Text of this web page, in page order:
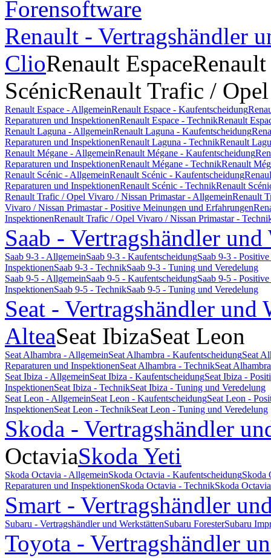
Forensoftware
Renault - Vertragshändler
ClioRenault Espace
ScénicRenault Trafic /
Renault Espace - AllgemeinRenault Espace - Kaufentscheidung
Reparaturen und InspektionenRenault Espace - TechnikRenault
Renault Laguna - AllgemeinRenault Laguna - Kaufentscheidung
Reparaturen und InspektionenRenault Laguna - TechnikRenault
Renault Mégane - AllgemeinRenault Mégane - Kaufentscheidung
Reparaturen und InspektionenRenault Mégane - TechnikRenault
Renault Scénic - AllgemeinRenault Scénic - Kaufentscheidung
Reparaturen und InspektionenRenault Scénic - TechnikRenault
Renault Trafic / Opel Vivaro / Nissan Primastar - AllgemeinRenault
Vivaro / Nissan Primastar - Positive Meinungen und Erfahrungen
InspektionenRenault Trafic / Opel Vivaro / Nissan Primastar -
Saab - Vertragshändler und
Saab 9-3 - AllgemeinSaab 9-3 - KaufentscheidungSaab 9-3 -
InspektionenSaab 9-3 - TechnikSaab 9-3 - Tuning und Veredelung
Saab 9-5 - AllgemeinSaab 9-5 - KaufentscheidungSaab 9-5 -
InspektionenSaab 9-5 - TechnikSaab 9-5 - Tuning und Veredelung
Seat - Vertragshändler und
AlteaSeat IbizaSeat Leon
Seat Alhambra - AllgemeinSeat Alhambra - KaufentscheidungSeat
Reparaturen und InspektionenSeat Alhambra - TechnikSeat
Seat Ibiza - AllgemeinSeat Ibiza - KaufentscheidungSeat Ibiza -
InspektionenSeat Ibiza - TechnikSeat Ibiza - Tuning und Veredelung
Seat Leon - AllgemeinSeat Leon - KaufentscheidungSeat Leon -
InspektionenSeat Leon - TechnikSeat Leon - Tuning und Veredelung
Skoda - Vertragshändler
OctaviaSkoda Yeti
Skoda Octavia - AllgemeinSkoda Octavia - KaufentscheidungSkoda
Reparaturen und InspektionenSkoda Octavia - TechnikSkoda
Smart - Vertragshändler
Subaru - Vertragshändler und WerkstättenSubaru ForesterSubaru
Toyota - Vertragshändler